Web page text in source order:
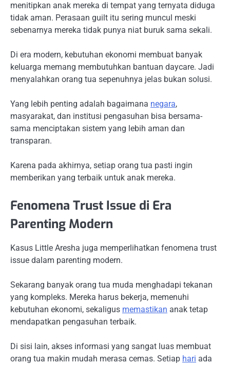
menitipkan anak mereka di tempat yang ternyata diduga
tidak aman. Perasaan guilt itu sering muncul meski
sebenarnya mereka tidak punya niat buruk sama sekali.
Di era modern, kebutuhan ekonomi membuat banyak
keluarga memang membutuhkan bantuan daycare. Jadi
menyalahkan orang tua sepenuhnya jelas bukan solusi.
Yang lebih penting adalah bagaimana negara,
masyarakat, dan institusi pengasuhan bisa bersama-
sama menciptakan sistem yang lebih aman dan
transparan.
Karena pada akhirnya, setiap orang tua pasti ingin
memberikan yang terbaik untuk anak mereka.
Fenomena Trust Issue di Era
Parenting Modern
Kasus Little Aresha juga memperlihatkan fenomena trust
issue dalam parenting modern.
Sekarang banyak orang tua muda menghadapi tekanan
yang kompleks. Mereka harus bekerja, memenuhi
kebutuhan ekonomi, sekaligus memastikan anak tetap
mendapatkan pengasuhan terbaik.
Di sisi lain, akses informasi yang sangat luas membuat
orang tua makin mudah merasa cemas. Setiap hari ada